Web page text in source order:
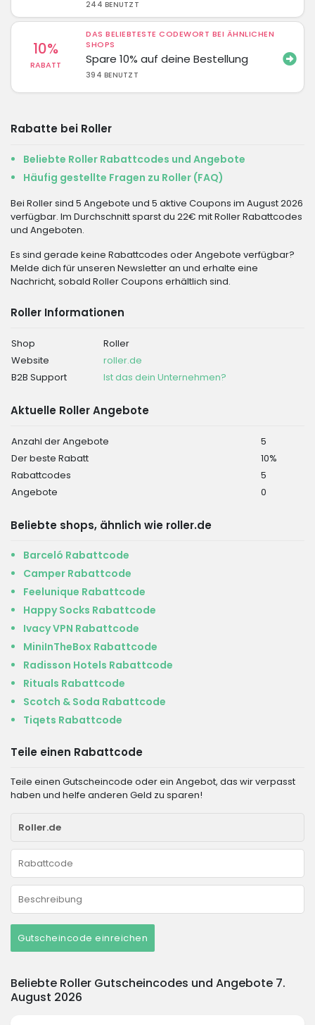
244 BENUTZT
10%
RABATT
DAS BELIEBTESTE CODEWORT BEI ÄHNLICHEN
SHOPS
Spare 10% auf deine Bestellung
394 BENUTZT
Rabatte bei Roller
Beliebte Roller Rabattcodes und Angebote
Häufig gestellte Fragen zu Roller (FAQ)
Bei Roller sind 5 Angebote und 5 aktive Coupons im August 2026
verfügbar. Im Durchschnitt sparst du 22€ mit Roller Rabattcodes
und Angeboten.
Es sind gerade keine Rabattcodes oder Angebote verfügbar?
Melde dich für unseren Newsletter an und erhalte eine
Nachricht, sobald Roller Coupons erhältlich sind.
Roller Informationen
Shop
Roller
Website
roller.de
B2B Support
Ist das dein Unternehmen?
Aktuelle Roller Angebote
Anzahl der Angebote
5
Der beste Rabatt
10%
Rabattcodes
5
Angebote
0
Beliebte shops, ähnlich wie roller.de
Barceló Rabattcode
Camper Rabattcode
Feelunique Rabattcode
Happy Socks Rabattcode
Ivacy VPN Rabattcode
MiniInTheBox Rabattcode
Radisson Hotels Rabattcode
Rituals Rabattcode
Scotch & Soda Rabattcode
Tiqets Rabattcode
Teile einen Rabattcode
Teile einen Gutscheincode oder ein Angebot, das wir verpasst
haben und helfe anderen Geld zu sparen!
Gutscheincode einreichen
Beliebte Roller Gutscheincodes und Angebote 7.
August 2026